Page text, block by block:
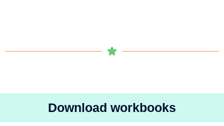
Download workbooks